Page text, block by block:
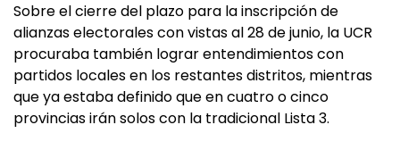
Sobre el cierre del plazo para la inscripción de
alianzas electorales con vistas al 28 de junio, la UCR
procuraba también lograr entendimientos con
partidos locales en los restantes distritos, mientras
que ya estaba definido que en cuatro o cinco
provincias irán solos con la tradicional Lista 3.